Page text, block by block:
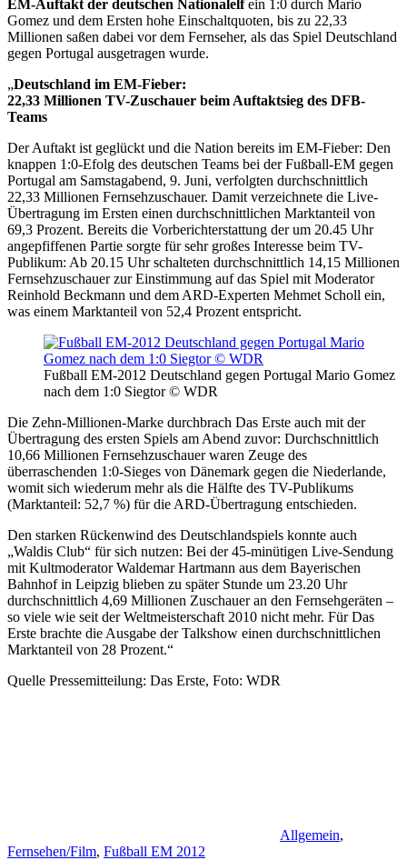
EM-Auftakt der deutschen Nationalelfein 1:0 durch Mario
Gomez und dem Ersten hohe Einschaltquoten, bis zu 22,33
Millionen saßen dabei vor dem Fernseher, als das Spiel Deutschland
gegen Portugal ausgetragen wurde.
„Deutschland im EM-Fieber:
22,33 Millionen TV-Zuschauer beim Auftaktsieg des DFB-
Teams
Der Auftakt ist geglückt und die Nation bereits im EM-Fieber: Den
knappen 1:0-Efolg des deutschen Teams bei der Fußball-EM gegen
Portugal am Samstagabend, 9. Juni, verfolgten durchschnittlich
22,33 Millionen Fernsehzuschauer. Damit verzeichnete die Live-
Übertragung im Ersten einen durchschnittlichen Marktanteil von
69,3 Prozent. Bereits die Vorberichterstattung der um 20.45 Uhr
angepfiffenen Partie sorgte für sehr großes Interesse beim TV-
Publikum: Ab 20.15 Uhr schalteten durchschnittlich 14,15 Millionen
Fernsehzuschauer zur Einstimmung auf das Spiel mit Moderator
Reinhold Beckmann und dem ARD-Experten Mehmet Scholl ein,
was einem Marktanteil von 52,4 Prozent entspricht.
Fußball EM-2012 Deutschland gegen Portugal Mario Gomez
nach dem 1:0 Siegtor © WDR
Die Zehn-Millionen-Marke durchbrach Das Erste auch mit der
Übertragung des ersten Spiels am Abend zuvor: Durchschnittlich
10,66 Millionen Fernsehzuschauer waren Zeuge des
überraschenden 1:0-Sieges von Dänemark gegen die Niederlande,
womit sich wiederum mehr als die Hälfte des TV-Publikums
(Marktanteil: 52,7 %) für die ARD-Übertragung entschieden.
Den starken Rückenwind des Deutschlandspiels konnte auch
„Waldis Club“ für sich nutzen: Bei der 45-minütigen Live-Sendung
mit Kultmoderator Waldemar Hartmann aus dem Bayerischen
Bahnhof in Leipzig blieben zu später Stunde um 23.20 Uhr
durchschnittlich 4,69 Millionen Zuschauer an den Fernsehgeräten –
so viele wie seit der Weltmeisterschaft 2010 nicht mehr. Für Das
Erste brachte die Ausgabe der Talkshow einen durchschnittlichen
Marktanteil von 28 Prozent.“
Quelle Pressemitteilung: Das Erste, Foto: WDR
Allgemein,
Fernsehen/Film, Fußball EM 2012